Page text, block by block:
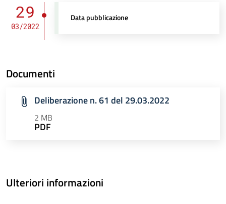
29
03/2022
Data pubblicazione
Documenti
Deliberazione n. 61 del 29.03.2022
2 MB
PDF
Ulteriori informazioni